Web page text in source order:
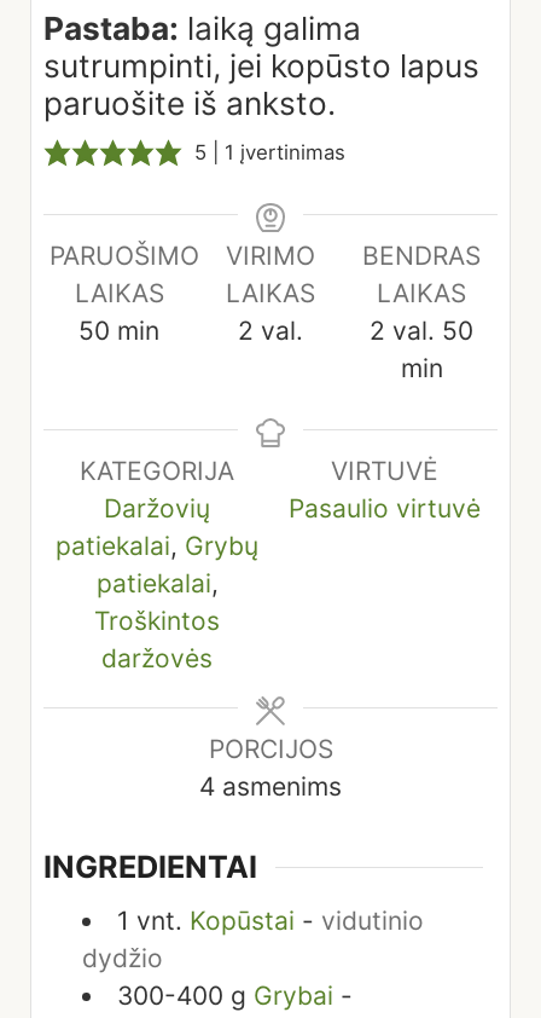
Pastaba: laiką galima
sutrumpinti, jei kopūsto lapus
paruošite iš anksto.
5 | 1 įvertinimas
PARUOŠIMO
LAIKAS
50 minutes
min
VIRIMO
LAIKAS
2hours
val.
BENDRAS
LAIKAS
2 hours
val. 50
min
KATEGORIJA
Daržovių
patiekalai, Grybų
patiekalai,
Troškintos
daržovės
VIRTUVĖ
Pasaulio virtuvė
PORCIJOS
4 asmenims
INGREDIENTAI
1 vnt. Kopūstai - vidutinio
dydžio
300-400 g Grybai -